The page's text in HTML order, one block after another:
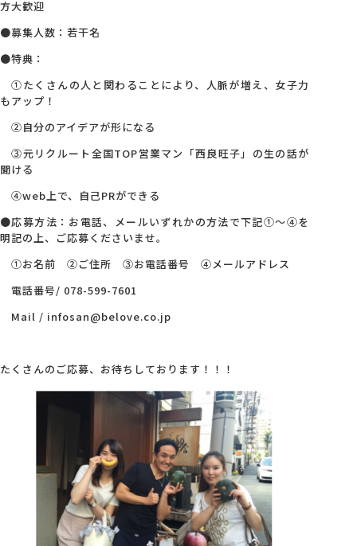
方大歓迎
●募集人数：若干名
●特典：
①たくさんの人と関わることにより、人脈が増え、女子力
もアップ！
②自分のアイデアが形になる
③元リクルート全国TOP営業マン「西良旺子」の生の話が
聞ける
④web上で、自己PRができる
●応募方法：お電話、メールいずれかの方法で下記①～④を
明記の上、ご応募くださいませ。
①お名前 ②ご住所 ③お電話番号 ④メールアドレス
電話番号/ 078-599-7601
Mail / infosan@belove.co.jp
たくさんのご応募、お待ちしております！！！